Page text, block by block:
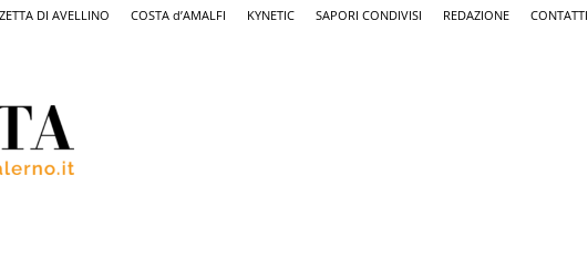
DI AVELLINO COSTA d’AMALFI KYNETIC SAPORI CONDIVISI REDAZIONE CONTATTI